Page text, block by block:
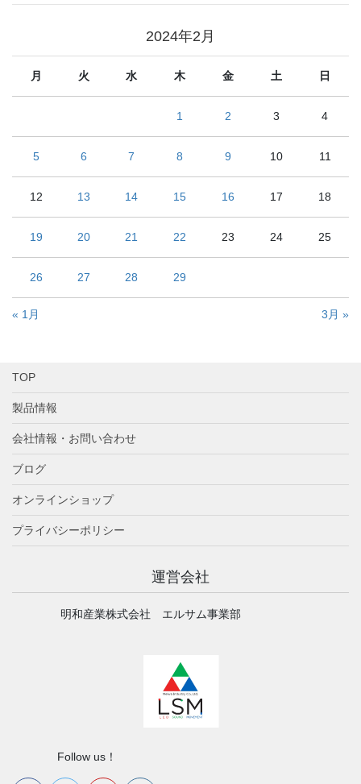
2024年2月
月 火 水 木 金 土 日
1 2 3 4
5 6 7 8 9 10 11
12 13 14 15 16 17 18
19 20 21 22 23 24 25
26 27 28 29
« 1月 3月 »
TOP
製品情報
会社情報・お問い合わせ
ブログ
オンラインショップ
プライバシーポリシー
運営会社
明和産業株式会社 エルサム事業部
Follow us！